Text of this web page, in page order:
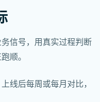
信号，用真实过程判断
顺。
线后每周或每月对比，